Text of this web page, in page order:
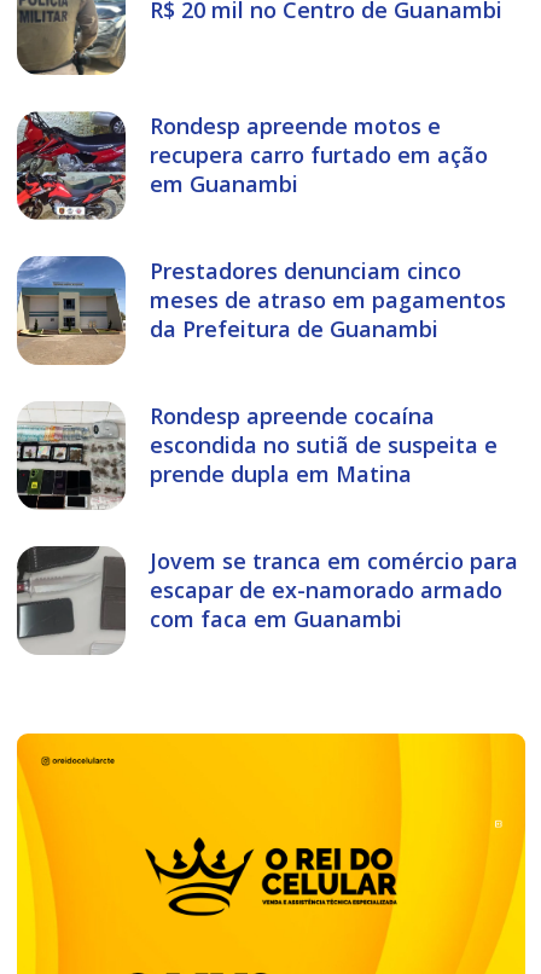
R$ 20 mil no Centro de Guanambi
Rondesp apreende motos e
recupera carro furtado em ação
em Guanambi
Prestadores denunciam cinco
meses de atraso em pagamentos
da Prefeitura de Guanambi
Rondesp apreende cocaína
escondida no sutiã de suspeita e
prende dupla em Matina
Jovem se tranca em comércio para
escapar de ex-namorado armado
com faca em Guanambi